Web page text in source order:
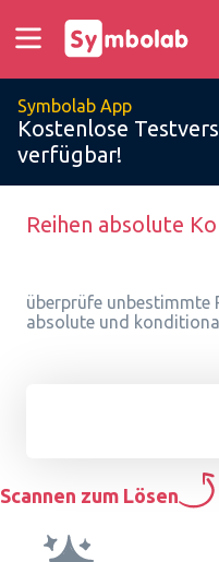
Symbolab App
Kostenlose
verfügbar!
Reihen absolute
überprüfe unbestimmte
absolute und
Scannen zum Lösen